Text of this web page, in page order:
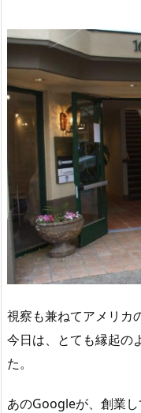
視察も兼ねてアメリカ
今日は、とても縁起の
た。
あのGoogleが、創業